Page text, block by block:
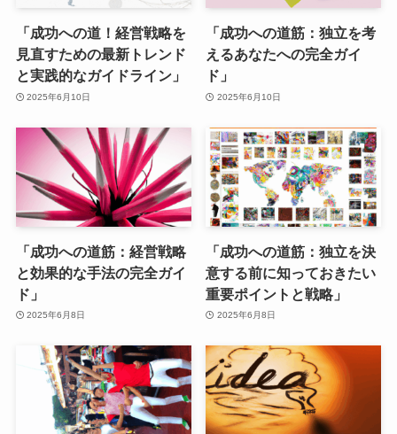
「成功への道！経営戦略を
見直すための最新トレンド
と実践的なガイドライン」
2025年6月10日
「成功への道筋：独立を考
えるあなたへの完全ガイ
ド」
2025年6月10日
「成功への道筋：経営戦略
と効果的な手法の完全ガイ
ド」
2025年6月8日
「成功への道筋：独立を決
意する前に知っておきたい
重要ポイントと戦略」
2025年6月8日